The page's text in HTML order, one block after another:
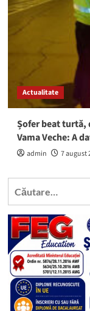
Actualitate
Șofer beat turtă,
Vama Veche: A
admin 7 august
Caută